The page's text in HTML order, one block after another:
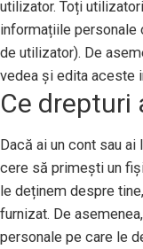
utilizator. Toți
informațiile personale
de utilizator). De
vedea și edita aceste
Ce drepturi
Dacă ai un cont sau
cere să primești un
le deținem despre
furnizat. De
personale pe care le